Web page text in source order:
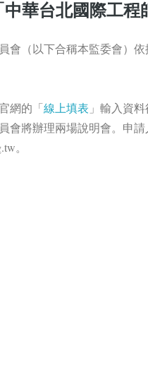
華台北國際工程
（以下合稱本監委會）
網的「線上填表 」輸入資料
會將辦理兩場說明會。申
。